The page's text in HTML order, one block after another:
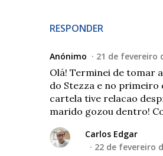
RESPONDER
Anónimo 21 de fevereiro
Olá! Terminei de tomar
do Stezza e no primeiro
cartela tive relacao
marido gozou dentro!
Carlos Edgar
22 de fevereiro